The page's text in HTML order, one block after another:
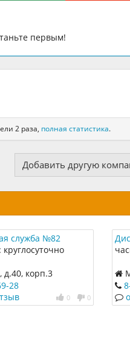
первым!
2 раза, полная статистика.
Добавить другую
служба №82
корп.3
28
0 0